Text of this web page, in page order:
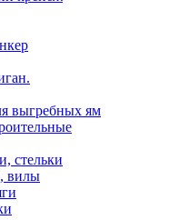
выгребных ям
стельки
вилы